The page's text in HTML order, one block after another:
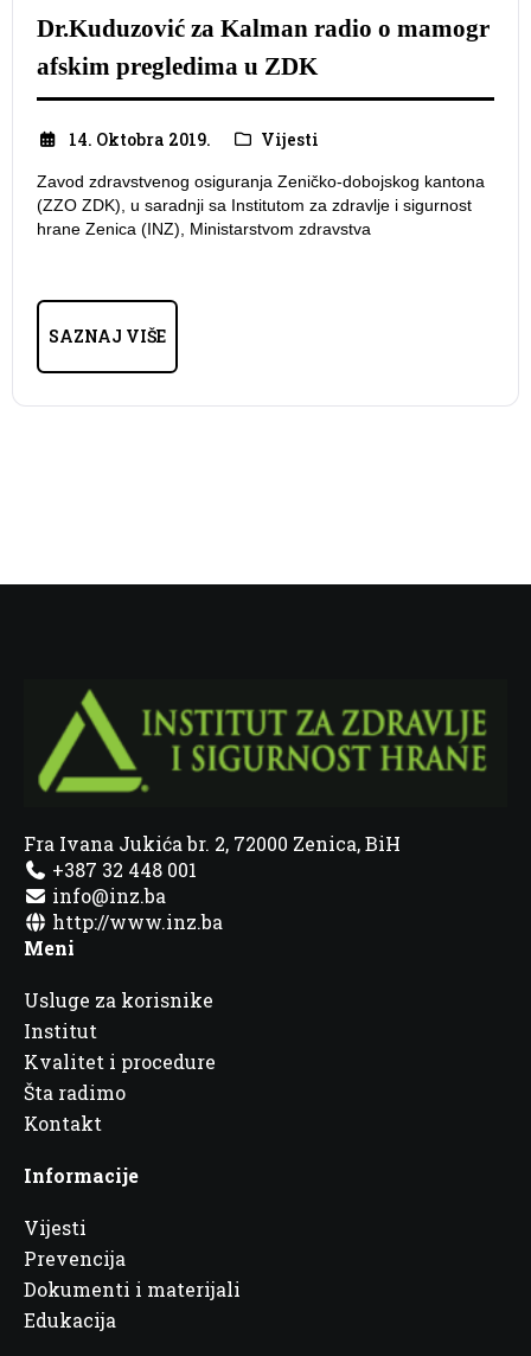
Dr.Kuduzović za Kalman radio o mamogr
afskim pregledima u ZDK
14. Oktobra 2019. Vijesti
Zavod zdravstvenog osiguranja Zeničko-dobojskog kantona
(ZZO ZDK), u saradnji sa Institutom za zdravlje i sigurnost
hrane Zenica (INZ), Ministarstvom zdravstva
SAZNAJ VIŠE
Fra Ivana Jukića br. 2, 72000 Zenica, BiH
+387 32 448 001
info@inz.ba
http://www.inz.ba
Meni
Usluge za korisnike
Institut
Kvalitet i procedure
Šta radimo
Kontakt
Informacije
Vijesti
Prevencija
Dokumenti i materijali
Edukacija